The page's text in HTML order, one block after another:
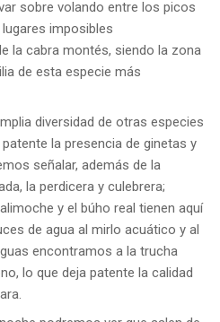
sobre volando entre los picos
imposibles
la cabra montés, siendo la zona
de esta especie más
diversidad de otras especies
la presencia de ginetas y
señalar, además de la
la perdicera y culebrera;
y el búho real tienen aquí
de agua al mirlo acuático y al
encontramos a la trucha
lo que deja patente la calidad